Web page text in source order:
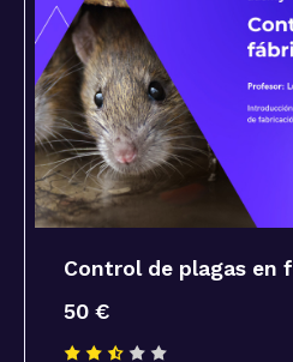
Control de plagas en
50 €